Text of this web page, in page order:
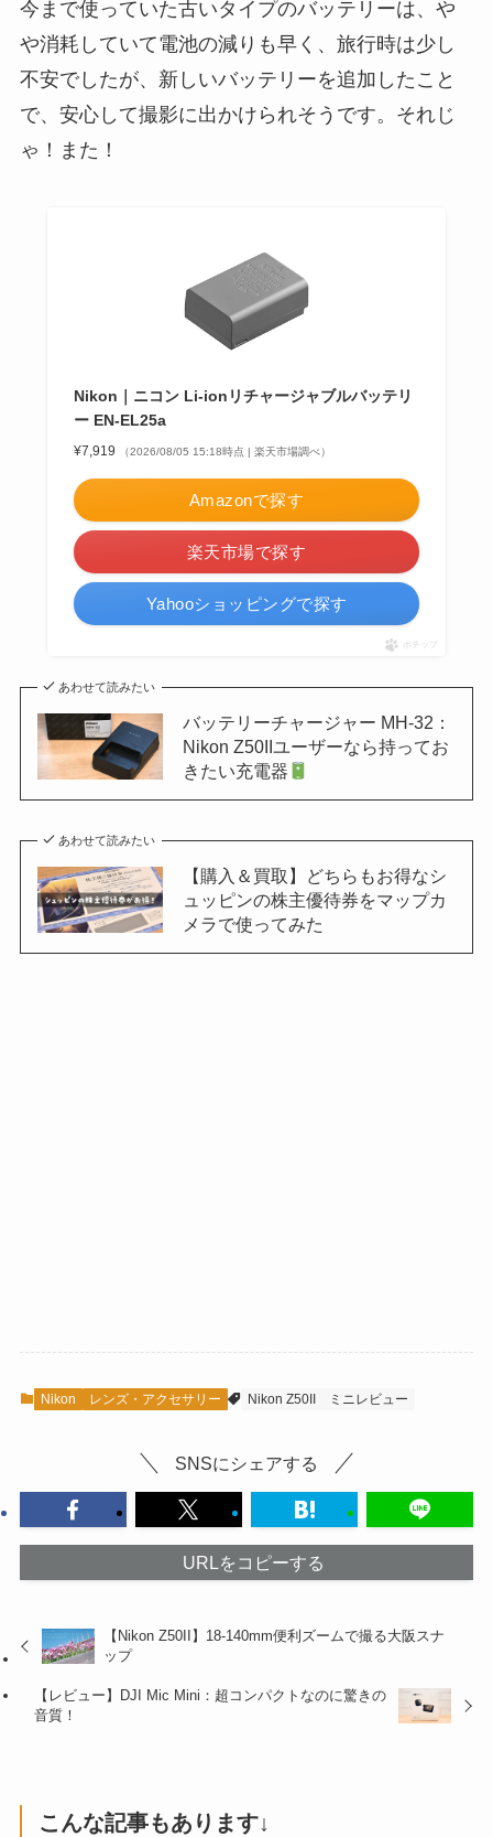
今まで使っていた古いタイプのバッテリーは、や
や消耗していて電池の減りも早く、旅行時は少し
不安でしたが、新しいバッテリーを追加したこと
で、安心して撮影に出かけられそうです。それじ
ゃ！また！
Nikon｜ニコン Li-ionリチャージャブルバッテリ
ー EN-EL25a
¥7,919 （2026/08/05 15:18時点 | 楽天市場調べ）
Amazonで探す
楽天市場で探す
Yahooショッピングで探す
ポチップ
あわせて読みたい
バッテリーチャージャー MH-32：
Nikon Z50IIユーザーなら持ってお
きたい充電器
あわせて読みたい
【購入＆買取】どちらもお得なシ
ュッピンの株主優待券をマップカ
メラで使ってみた
Nikon レンズ・アクセサリー Nikon Z50II ミニレビュー
SNSにシェアする
URLをコピーする
【Nikon Z50II】18-140mm便利ズームで撮る大阪スナ
ップ
【レビュー】DJI Mic Mini：超コンパクトなのに驚きの
音質！
こんな記事もあります↓